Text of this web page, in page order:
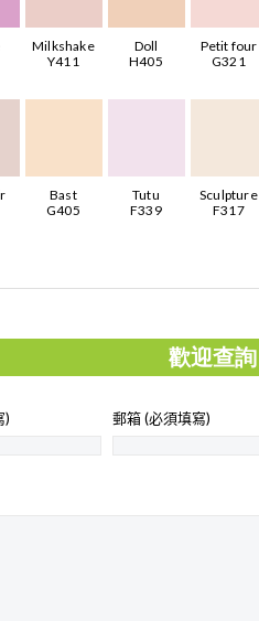
Milkshake
Y411
Doll
H405
Petit four
G321
Bast
G405
Tutu
F339
Sculpture
F317
歡迎查詢
) 郵箱 (必須填寫)